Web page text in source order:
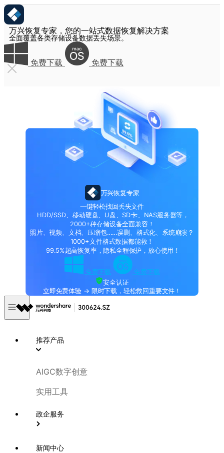
万兴恢复专家，您的一站式数据恢复解决方案
全面覆盖各类存储设备数据丢失场景。
免费下载 免费下载
万兴恢复专家
一键轻松找回丢失文件
HDD/SSD、移动硬盘、U盘、SD卡、NAS服务器等，
2000+种存储设备全面兼容！
照片、视频、文档、压缩包……误删、格式化、系统崩溃？
1000+文件格式数据都能救！
99.5%超高恢复率，隐私全程保护，放心使用！
免费下载
免费下载
安全认证
立即免费体验 → 限时下载，轻松救回重要文件！
推荐产品
AIGC数字创意
实用工具
政企服务
新闻中心